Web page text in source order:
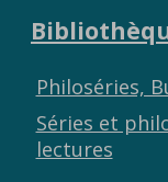
Philoséries,
Séries et
lectures